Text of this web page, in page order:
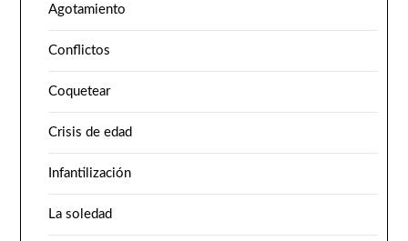
Agotamiento
Conflictos
Coquetear
Crisis de edad
Infantilización
La soledad